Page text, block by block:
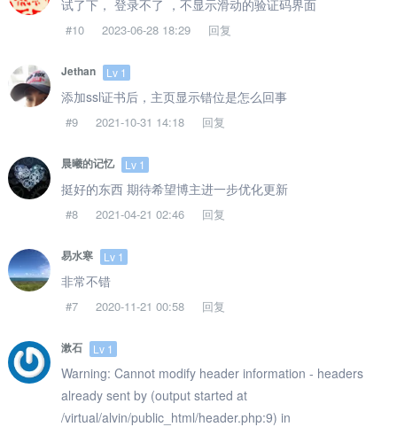
试了下， 登录不了 ，不显示滑动的验证码界面
#10 2023-06-28 18:29 回复
Jethan Lv 1
添加ssl证书后，主页显示错位是怎么回事
#9 2021-10-31 14:18 回复
晨曦的记忆 Lv 1
挺好的东西 期待希望博主进一步优化更新
#8 2021-04-21 02:46 回复
易水寒 Lv 1
非常不错
#7 2020-11-21 00:58 回复
漱石 Lv 1
Warning: Cannot modify header information - headers
already sent by (output started at
/virtual/alvin/public_html/header.php:9) in